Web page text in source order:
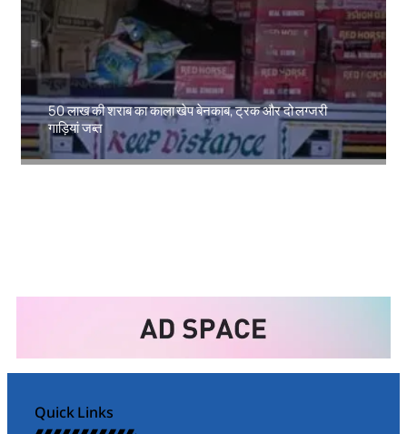
50 लाख की शराब का काला खेप बेनकाब, ट्रक और दो लग्जरी
गाड़ियां जब्त
Amit Lekh
Quick Links